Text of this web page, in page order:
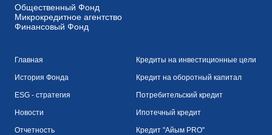
Общественный Фонд
Микрокредитное агентство
Финансовый Фонд
Главная
История Фонда
ESG - стратегия
Новости
Отчетность
Кредиты на инвестиционные цели
Кредит на оборотный капитал
Потребительский кредит
Ипотечный кредит
Кредит "Айым PRO"